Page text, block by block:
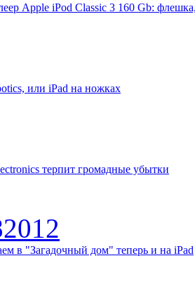
Apple iPod Classic 3 160 Gb:
или iPad на ножках
терпит громадные убытки
в "Загадочный дом" теперь и на iPad